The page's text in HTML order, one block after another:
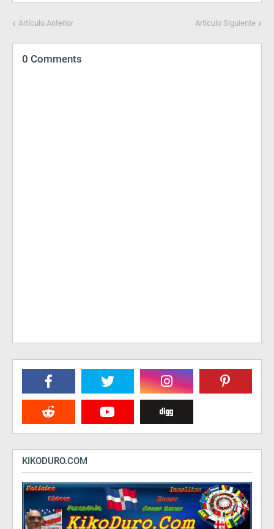
Artículo Anterior Artículo Siguiente
0 Comments
KIKODURO.COM